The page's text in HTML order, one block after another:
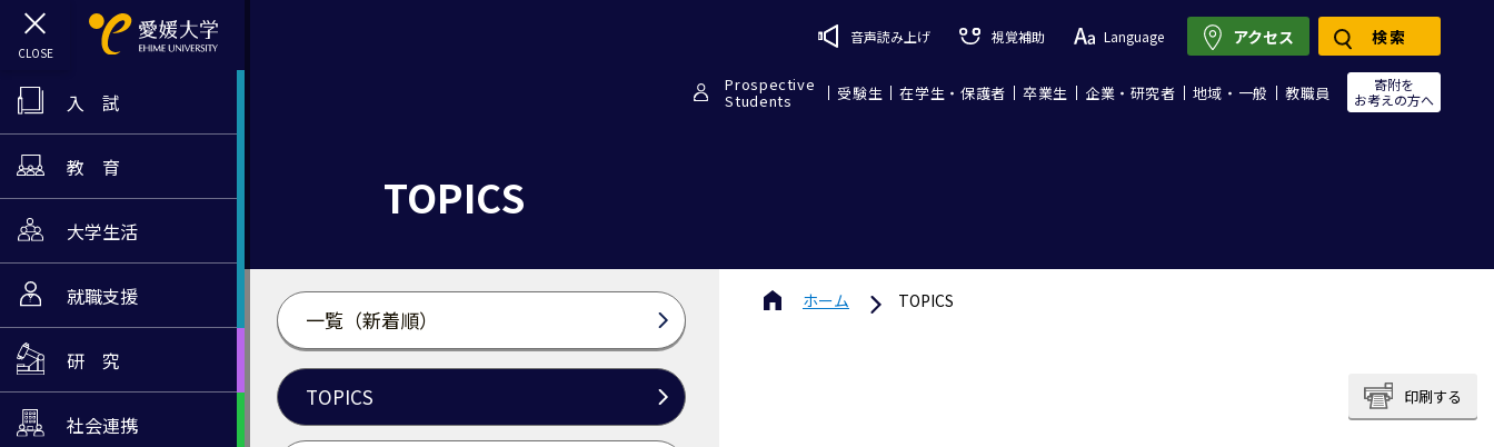
入 試
教 育
大学生活
就職支援
研 究
社会連携
音声読み上げ 視覚補助 Language
Prospective
Students 受験生 在学生・保護者 卒業生 企業・研究者 地域・一般 教職員
寄附を
お考えの方へ
アクセス 検索
TOPICS
一覧（新着順）
TOPICS
ホーム TOPICS
印刷する